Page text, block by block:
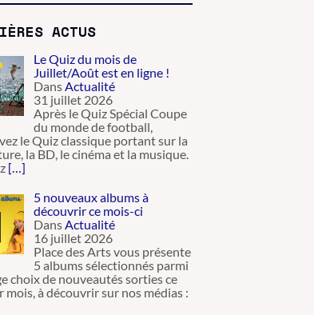
ACTUS
Le Quiz du mois de
Juillet/Août est en ligne !
DansActualité
31 juillet 2026
Après le Quiz Spécial Coupe
du monde de football,
le Quiz classique portant sur la
la BD, le cinéma et la musique.
[…]
5 nouveaux albums à
découvrir ce mois-ci
DansActualité
16 juillet 2026
Place des Arts vous présente
5 albums sélectionnés parmi
choix de nouveautés sorties ce
mois, à découvrir sur nos médias :